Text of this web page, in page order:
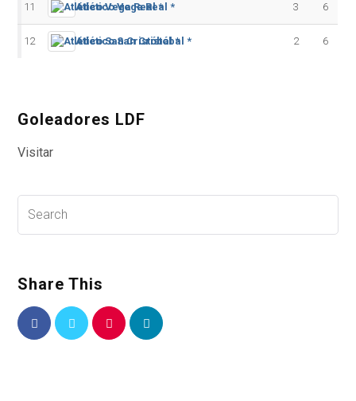
11 Atlético Vega Real * 3 6
12 Atlético San Cristóbal * 2 6
Goleadores LDF
Visitar
Share This